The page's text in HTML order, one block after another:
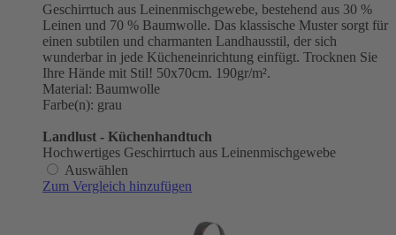
Geschirrtuch aus Leinenmischgewebe, bestehend aus 30 %
Leinen und 70 % Baumwolle. Das klassische Muster sorgt für
einen subtilen und charmanten Landhausstil, der sich
wunderbar in jede Kücheneinrichtung einfügt. Trocknen Sie
Ihre Hände mit Stil! 50x70cm. 190gr/m².
Material: Baumwolle
Farbe(n): grau
Landlust - Küchenhandtuch
Hochwertiges Geschirrtuch aus Leinenmischgewebe
Auswählen
Zum Vergleich hinzufügen